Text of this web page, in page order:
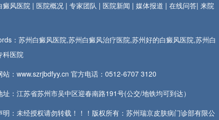
癜风医院 | 医院概况 |专家团队 | 医院新闻 |媒体报道 |在线问答|来院
：苏州白癜风医院,苏州白癜风治疗医院,苏州好的白癜风医院,苏州白
科医院
站：www.szrjbdfyy.cn 官方电话：0512-6707 3120
址：江苏省苏州市吴中区迎春南路191号(公交/地铁均可到达）
明：未经授权请勿转载！！！版权所有：苏州瑞京皮肤病门诊部有限公